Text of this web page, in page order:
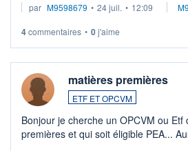
veux procéder à la vente, on me
par M9598679 • 24 juil. • 12:09
4commentaires • 0j'aime
matières premières
ETF ET OPCVM
Bonjour je cherche un OPCVM ou
premières et qui soit éligible PEA...